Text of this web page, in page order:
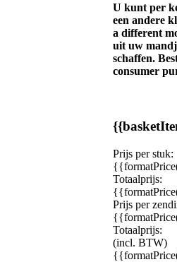
U kunt per
een andere
a different
uit uw
schaffen.
consumer
Prijs per stuk:
Totaalprijs:
Prijs per
Totaalprijs:
(incl. BTW)